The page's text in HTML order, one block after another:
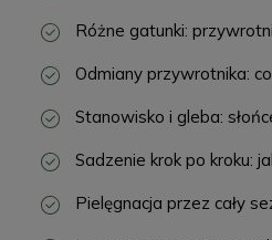
Różne gatunki:
Odmiany przywrotnika:
Stanowisko i gleba:
Sadzenie krok po kroku:
Pielęgnacja przez cały